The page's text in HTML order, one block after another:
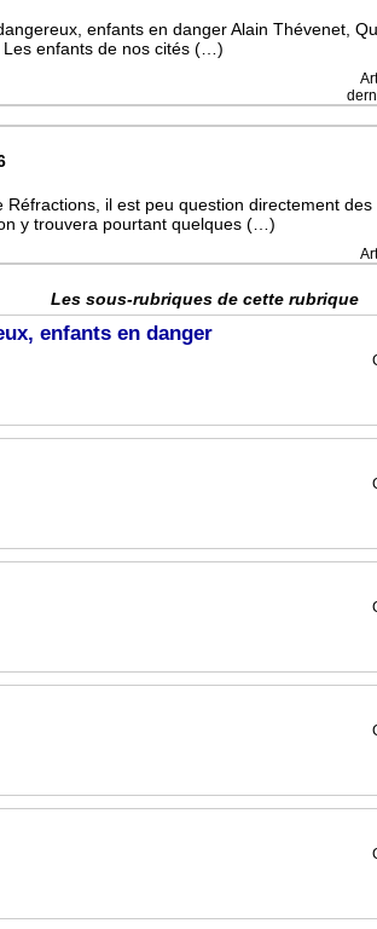
enfants en danger Alain Thévenet,
Les enfants de nos cités (…)
Réfractions, il est peu question directement
y trouvera pourtant quelques (…)
Les sous-rubriques de cette rubrique
enfants en danger